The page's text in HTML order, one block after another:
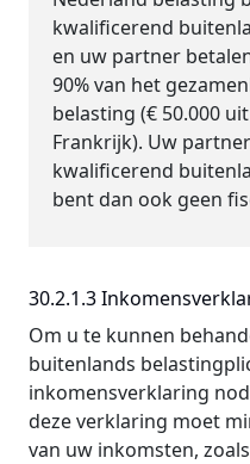
kwalificerend
en uw partner
90% van het
belasting (€ 50.000
Frankrijk). Uw
kwalificerend
bent dan ook geen
30.2.1.3
Om u te kunnen
buitenlands
inkomensverklaring
deze verklaring moet
van uw inkomsten,